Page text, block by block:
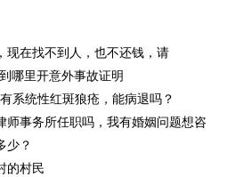
现在找不到人，也不还钱，请
哪里开意外事故证明
系统性红斑狼疮，能病退吗？
师事务所任职吗，我有婚姻问题想咨
少？
的村民